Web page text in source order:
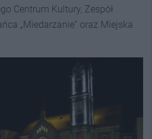
Centrum Kultury, Zespół
„Miedarzanie” oraz Miejska